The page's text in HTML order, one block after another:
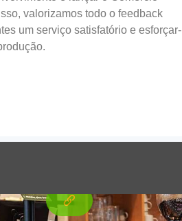
valorizamos todo o feedback
um serviço satisfatório e esforçar-
frescor: Explore a
de 8011 Folha de
a quente para
uso da iluminação